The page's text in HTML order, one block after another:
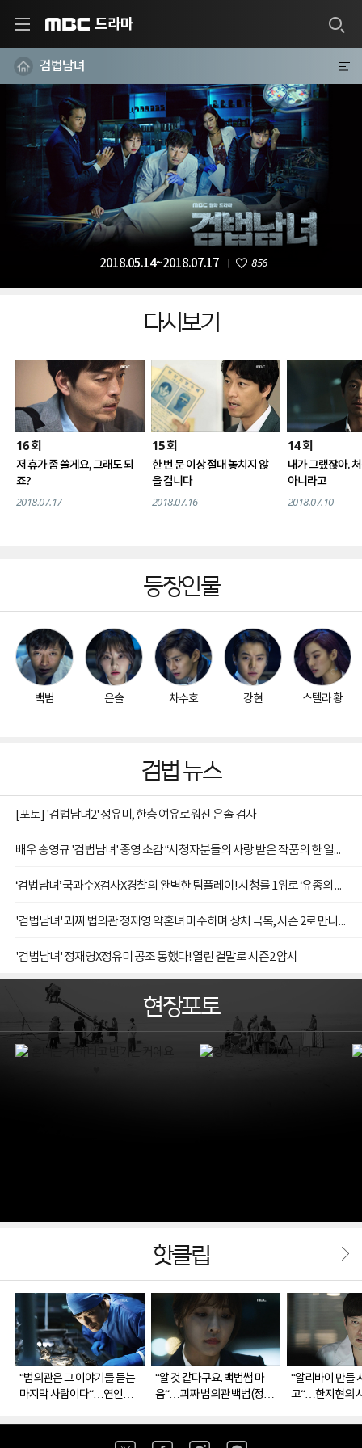
드라마
검법남녀
2018.05.14~2018.07.17 856
다시보기
16회
저 휴가 좀 쓸게요, 그래도 되
죠?
2018.07.17
15회
한 번 문 이상 절대 놓치지 않
을 겁니다
2018.07.16
14회
내가 그랬잖아.
아니라고
2018.07.10
등장인물
백범 은솔 차수호 강현 스텔라 황
검법 뉴스
[포토] '검법남녀2' 정유미, 한층 여유로워진 은솔 검사
배우 송영규 '검법남녀' 종영 소감 “시청자분들의 사랑 받은 작품의 한 일원으로 함께해 영광”
‘검법남녀’ 국과수X검사X경찰의 완벽한 팀플레이! 시청률 1위로 ‘유종의 美’
'검법남녀' 괴짜 법의관 정재영 약혼녀 마주하며 상처 극복, 시즌 2로 만나요
'검법남녀' 정재영X정유미 공조 통했다! 열린 결말로 시즌2 암시
현장포토
핫클립
“법의관은 그 이야기를 듣는
마지막 사람이다“…연인을
선 백범(정재영)
“알 것 같다구요. 백범쌤 마
음“…괴짜 법의관 백범(정재
은솔(정유미)
“알리바이 만들
고“…한지현의
백범(정재영)